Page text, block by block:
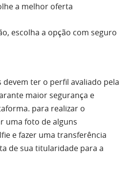
a melhor oferta
escolha a opção com seguro
devem ter o perfil avaliado pela
maior segurança e
para realizar o
uma foto de alguns
e fazer uma transferência
de sua titularidade para a